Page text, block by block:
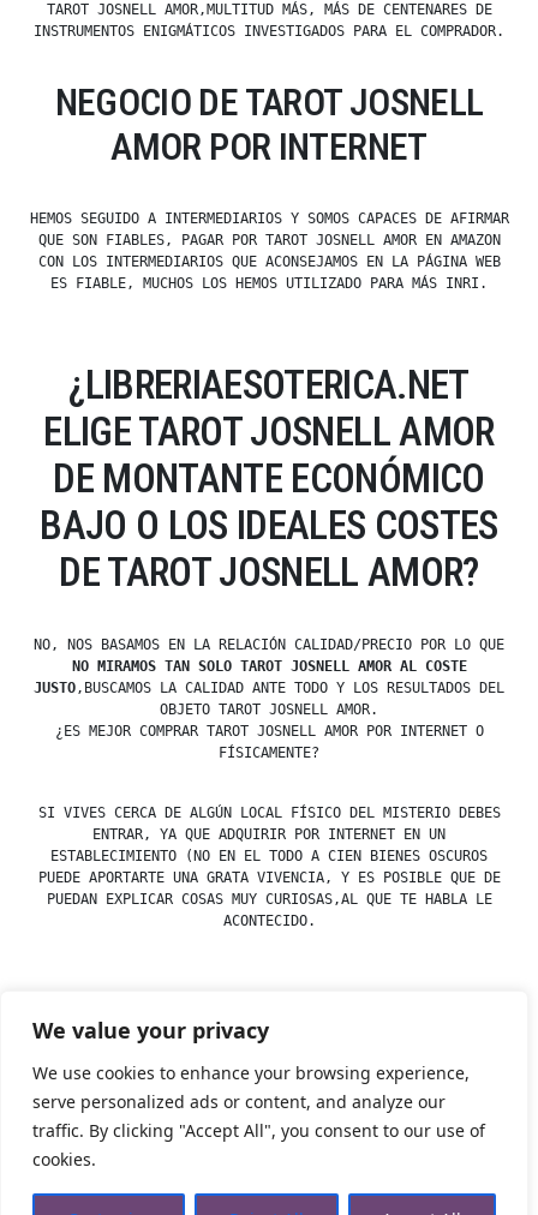
We value your privacy
We use cookies to enhance your browsing experience,
serve personalized ads or content, and analyze our
traffic. By clicking "Accept All", you consent to our use of
cookies.
TAROT JOSNELL AMOR,MULTITUD MÁS, MÁS DE CENTENARES DE
INSTRUMENTOS ENIGMÁTICOS INVESTIGADOS PARA EL COMPRADOR.
NEGOCIO DE TAROT JOSNELL
AMOR POR INTERNET
HEMOS SEGUIDO A INTERMEDIARIOS Y SOMOS CAPACES DE AFIRMAR
QUE SON FIABLES, PAGAR POR TAROT JOSNELL AMOR EN AMAZON
CON LOS INTERMEDIARIOS QUE ACONSEJAMOS EN LA PÁGINA WEB
ES FIABLE, MUCHOS LOS HEMOS UTILIZADO PARA MÁS INRI.
¿LIBRERIAESOTERICA.NET
ELIGE TAROT JOSNELL AMOR
DE MONTANTE ECONÓMICO
BAJO O LOS IDEALES COSTES
DE TAROT JOSNELL AMOR?
NO, NOS BASAMOS EN LA RELACIÓN CALIDAD/PRECIO POR LO QUE
NO MIRAMOS TAN SOLO TAROT JOSNELL AMOR AL COSTE
JUSTO,BUSCAMOS LA CALIDAD ANTE TODO Y LOS RESULTADOS DEL
OBJETO TAROT JOSNELL AMOR.
¿ES MEJOR COMPRAR TAROT JOSNELL AMOR POR INTERNET O
FÍSICAMENTE?
SI VIVES CERCA DE ALGÚN LOCAL FÍSICO DEL MISTERIO DEBES
ENTRAR, YA QUE ADQUIRIR POR INTERNET EN UN
ESTABLECIMIENTO (NO EN EL TODO A CIEN BIENES OSCUROS
PUEDE APORTARTE UNA GRATA VIVENCIA, Y ES POSIBLE QUE DE
PUEDAN EXPLICAR COSAS MUY CURIOSAS,AL QUE TE HABLA LE
ACONTECIDO.
Posted
esdfninj34 23 December, 2019
Tienda Esotérica Online – Librería Esotérica,Proudly
powered by WordPress.
Privacidad
Aviso Legal Cookies Web